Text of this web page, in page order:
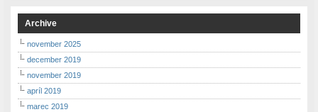
Archive
november 2025
december 2019
november 2019
apríl 2019
marec 2019